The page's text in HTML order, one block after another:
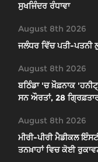
ਸੁਖਜਿੰਦਰ ਰੰਧਾਵਾ
August 8th 2026
ਜਲੰਧਰ ਵਿੱਚ ਪਤੀ-ਪਤਨੀ
August 8th 2026
ਬਠਿੰਡਾ 'ਚ ਖ਼ੌਫ਼ਨਾਕ
ਸਨ ਔਰਤਾਂ, 28
August 8th 2026
ਮੀਰੀ-ਪੀਰੀ ਮੈਡੀਕਲ
ਤਨਖ਼ਾਹਾਂ ਵਿਚ ਕੋਈ